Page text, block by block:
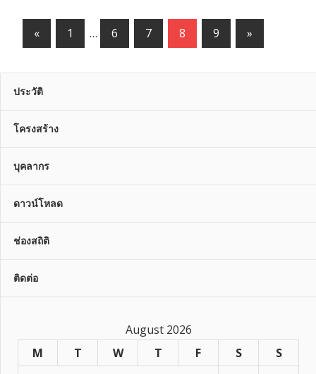
« Previous
Posts
1 … 6 7 8 9
Next
Posts
»
ประวัติ
โครงสร้าง
บุคลากร
ดาวน์โหลด
ช่องสถิติ
ติดต่อ
August 2026
M
T W T F S S